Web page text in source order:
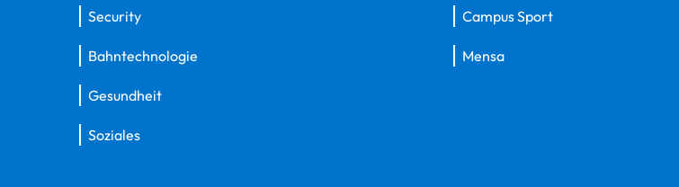
Security
Bahntechnologie
Gesundheit
Soziales
Campus Sport
Mensa